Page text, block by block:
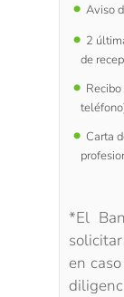
Aviso
2
de
Carta
*El
en